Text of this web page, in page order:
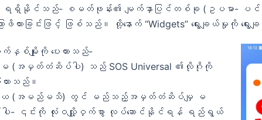
ရရှိနိုင်သည်- စမတ်ဖုန်း၏ မျက်နှာပြင်တစ်ခု (ဥပမာ- ပင်မမျက်
ခြင်းဖြင့် ဖြစ်သည်။ ထို့နောက် “Widgets” ရွေးချယ်မှုကို ရွေးချယ်
နှစ်မျိုးကို ပေးထားသည်-
(အမှတ်တံဆိပ်ပါ) သည် SOS Universal ၏လိုဂိုကို
ထားသည်။
(အမည်မသိ) တွင် မည်သည့်အမှတ်တံဆိပ်မျှ မ
ပါ- ၎င်းကို လုံးဝလျှို့ဝှက်စွာ လုပ်ဆောင်နိုင်ရန် ရည်ရွယ်